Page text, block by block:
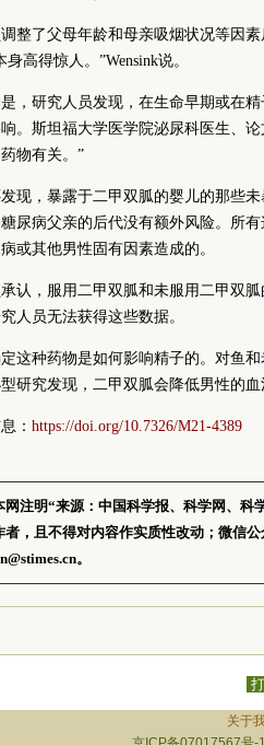
整了父母年龄和母亲吸烟状况等因
高得惊人。”Wensink说。
，研究人员发现，在生命早期或在
。斯坦福大学医学院泌尿科医生、
物有关。”
现，暴露于二甲双胍的婴儿的那些
尿病父亲的后代没有额外风险。所
或其他男性固有因素造成的。
认，服用二甲双胍和未服用二甲双
人员无法获得这些数据。
这种药物是如何影响精子的。对鱼
研究发现，二甲双胍会降低男性的
： https://doi.org/10.7326/M21-4389
网注明“来源：中国科学报、科学网、科
，且不得对内容作实质性改动；微信
。
关于